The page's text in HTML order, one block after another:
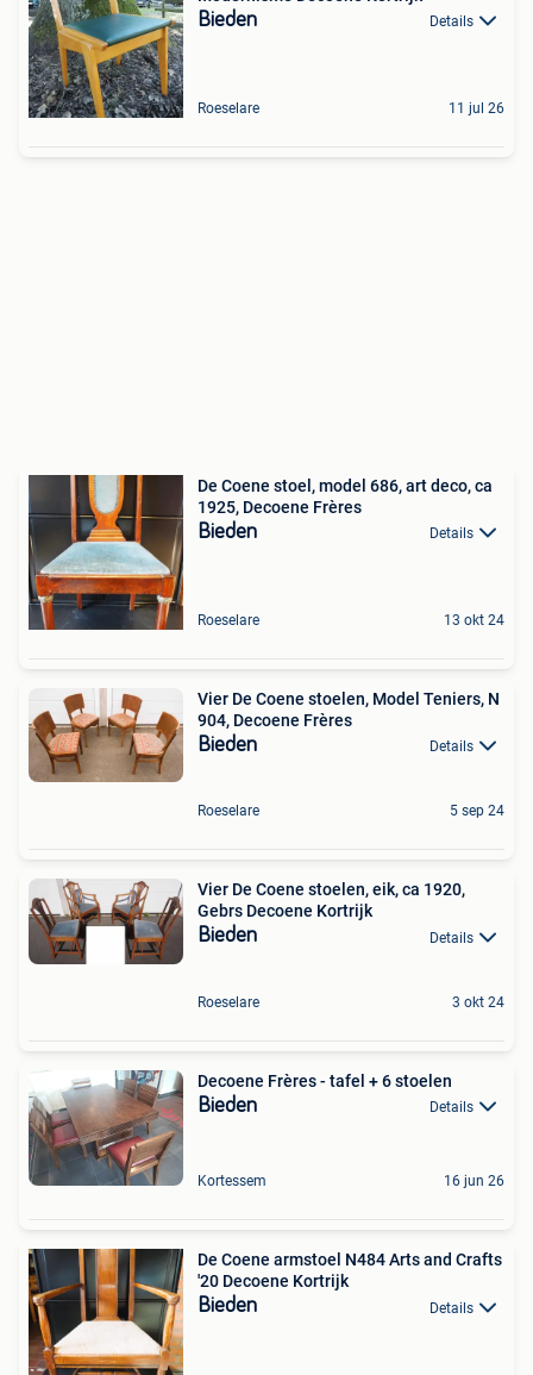
Bieden Details
Roeselare 11 jul 26
De Coene stoel, model 686, art deco, ca
1925, Decoene Frères
Bieden Details
Roeselare 13 okt 24
Vier De Coene stoelen, Model Teniers, N
904, Decoene Frères
Bieden Details
Roeselare 5 sep 24
Vier De Coene stoelen, eik, ca 1920,
Gebrs Decoene Kortrijk
Bieden Details
Roeselare 3 okt 24
Decoene Frères - tafel + 6 stoelen
Bieden Details
Kortessem 16 jun 26
De Coene armstoel N484 Arts and Crafts
'20 Decoene Kortrijk
Bieden Details